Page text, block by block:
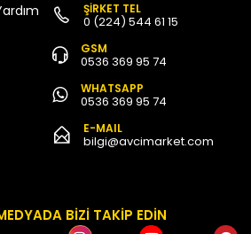
ŞİRKET TEL
0 (224) 544 61 15
GSM
0536 369 95 74
WHATSAPP
0536 369 95 74
E-MAIL
bilgi@avcimarket.com
BİZİ TAKİP EDİN